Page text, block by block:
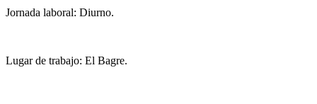
Jornada laboral: Diurno.
Lugar de trabajo: El Bagre.